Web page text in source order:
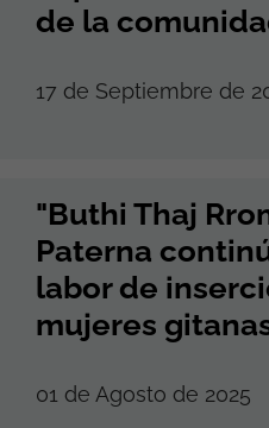
de la
17 de Septiembre de
"Buthi Thaj
Paterna
labor de
mujeres
01 de Agosto de 2025